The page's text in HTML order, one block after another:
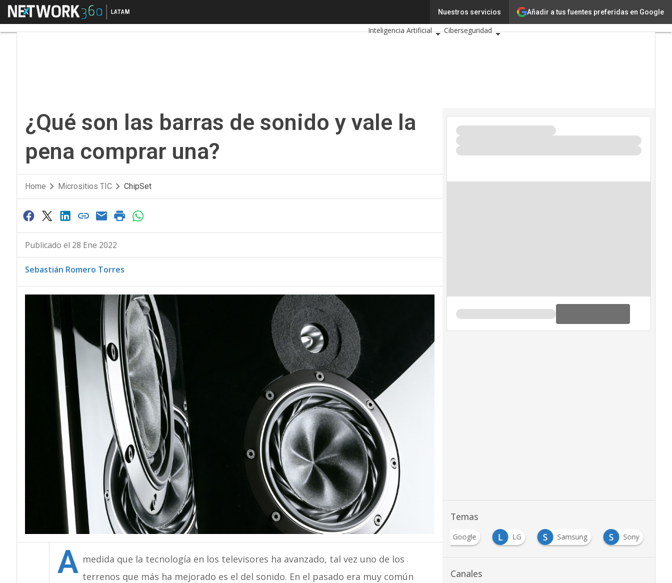
Añadir a tus fuentes preferidas en Google
Nuestros servicios
Menú Innovación
Ciencia
Inteligencia Artificial
Ciberseguridad
¿Qué son las barras de sonido y vale la
pena comprar una?
Home Micrositios TIC ChipSet
Publicado el 28 Ene 2022
Sebastián Romero Torres
A medida que la tecnología en los televisores ha avanzado, tal vez uno de los
terrenos que más ha mejorado es el del sonido. En el pasado era muy común
Temas
Google L LG S Samsung S Sony
Canales